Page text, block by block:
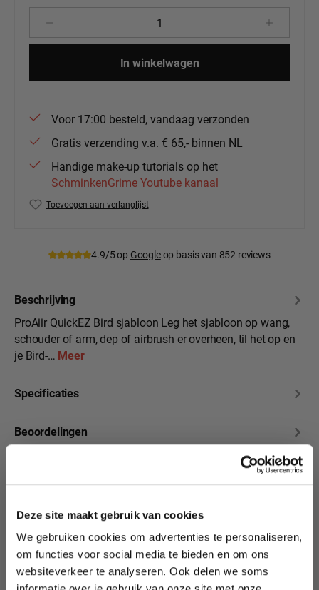
Deze site maakt gebruik van cookies
We gebruiken cookies om advertenties te personaliseren,
om functies voor social media te bieden en om ons
websiteverkeer te analyseren. Ook delen we soms
Producthoeveelheid: Voer de
In winkelwagen
Voor 17:00 besteld, vandaag verzonden
Gratis verzending v.a. € 65,- binnen NL
Handige make-up tutorials op het
SchminkenGrime Youtube kanaal
Toevoegen aan verlanglijst
4.9/5 op Googleop basis van 852 reviews
Beschrijving
ProAiir QuickEZ Bird sjabloon Leg het sjabloon op wang,
schouder of arm, dep of airbrush er overheen, til het op en
je Bird-… Meer
Specificaties
Beoordelingen
Productgalerij overslaan
We hebben nog veel
meer QuickEZ in
onze collectie
10% korting?
Lees als eerste over nieuwe producten,
tutorials, aanbiedingen, evenementen,
wedstrijden en meer.